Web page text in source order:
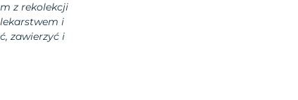
z rekolekcji
i
zawierzyć i